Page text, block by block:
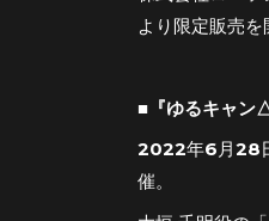
より限定販売を
■『ゆるキャン
2022年6月28
催。